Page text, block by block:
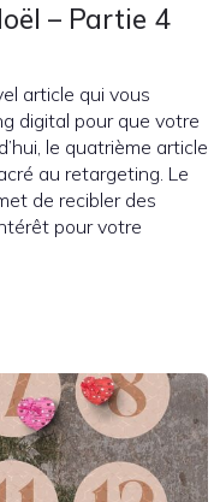
– Partie 4
article qui vous
digital pour que votre
le quatrième article
au retargeting. Le
de recibler des
pour votre